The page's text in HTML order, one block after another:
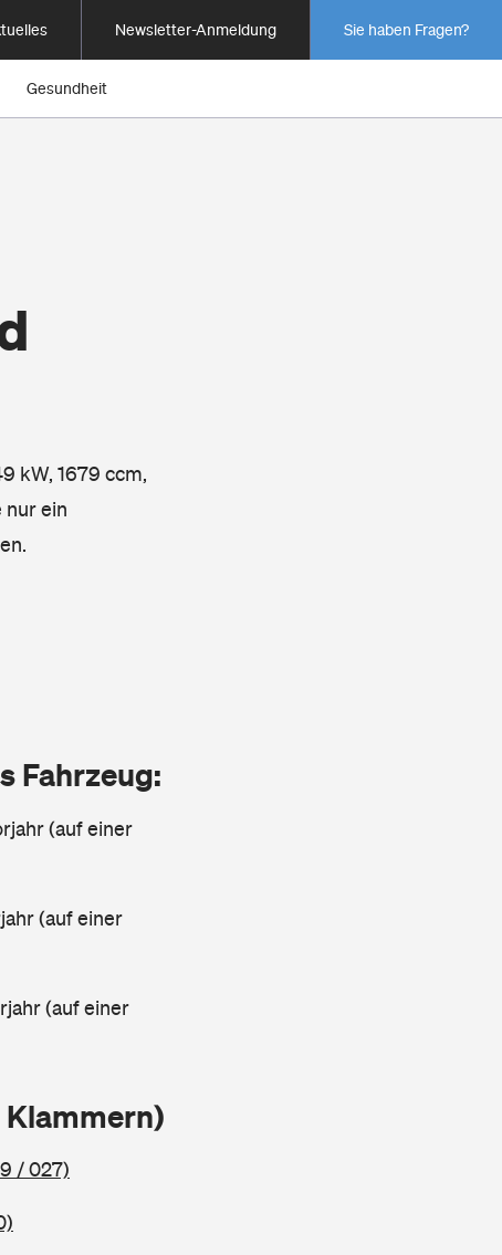
Newsletter-Anmeldung Sie haben Fragen?
Gesundheit
kW, 1679 ccm,
nur ein
Fahrzeug:
(auf einer
(auf einer
(auf einer
Klammern)
/ 027)